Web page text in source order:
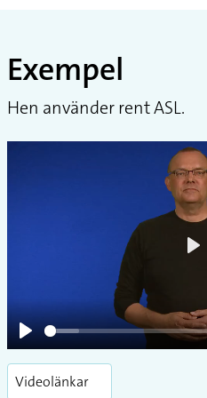
Exempel
Hen använder rent ASL.
Play
Videolänkar